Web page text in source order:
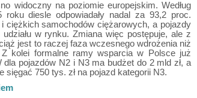
widoczny na poziomie europejskim. Według
diesle odpowiadały nadal za 93,2 proc.
ciężkich samochodów ciężarowych, a pojazdy
w rynku. Zmiana więc postępuje, ale z
jest to raczej faza wczesnego wdrożenia niż
kolei formalne ramy wsparcia w Polsce już
dla pojazdów N2 i N3 ma budżet do 2 mld zł, a
750 tys. zł na pojazd kategorii N3.